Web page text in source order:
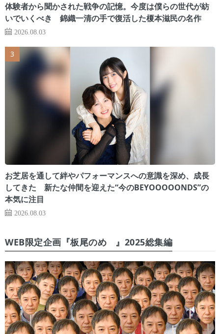
体験者から聞かされた戦争の記憶。今度は僕らの世代が紡
いでいくべき 錦織一清の手で復活した榎本滋民の名作
2026.08.03
お芝居を通して絆やパフォーマンスへの意識を深め、成長
してきた 新たな仲間を迎えた“今のBEYOOOOONDS”の
本気に注目
2026.08.03
WEB限定企画『板尾のめ゙』2025総集編